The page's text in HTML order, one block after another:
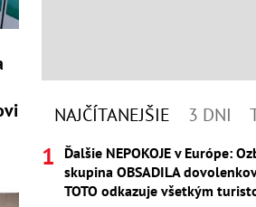
NAJČÍTANEJŠIE 3 DNI
Ďalšie NEPOKOJE v Európe:
skupina OBSADILA
TOTO odkazuje všetkým